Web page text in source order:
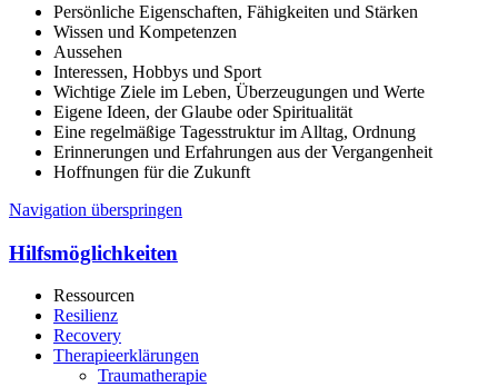
Persönliche Eigenschaften, Fähigkeiten und Stärken
Wissen und Kompetenzen
Aussehen
Interessen, Hobbys und Sport
Wichtige Ziele im Leben, Überzeugungen und Werte
Eigene Ideen, der Glaube oder Spiritualität
Eine regelmäßige Tagesstruktur im Alltag, Ordnung
Erinnerungen und Erfahrungen aus der Vergangenheit
Hoffnungen für die Zukunft
Navigation überspringen
Hilfsmöglichkeiten
Ressourcen
Resilienz
Recovery
Therapieerklärungen
Traumatherapie